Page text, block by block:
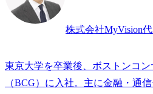
株式会社MyVision
東京大学を卒業後、ボストンコ
（BCG）に入社。主に金融・通